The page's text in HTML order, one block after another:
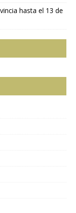
hasta el 13 de